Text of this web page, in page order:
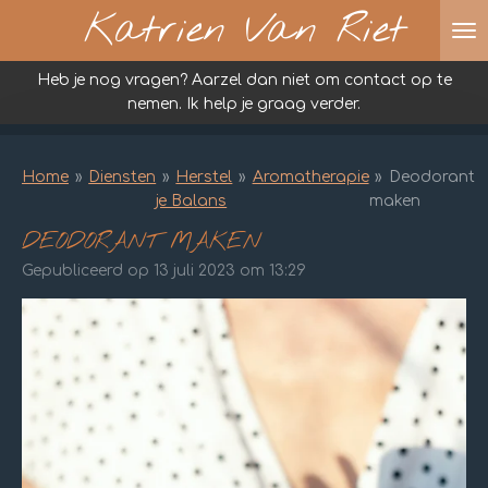
naar
Katrien Van Riet
Heb je nog vragen? Aarzel dan niet om contact op te
nemen. Ik help je graag verder.
Home » Diensten » Herstel
je Balans
» Aromatherapie »
Deodorant
maken
DEODORANT MAKEN
Gepubliceerd op 13 juli 2023 om 13:29